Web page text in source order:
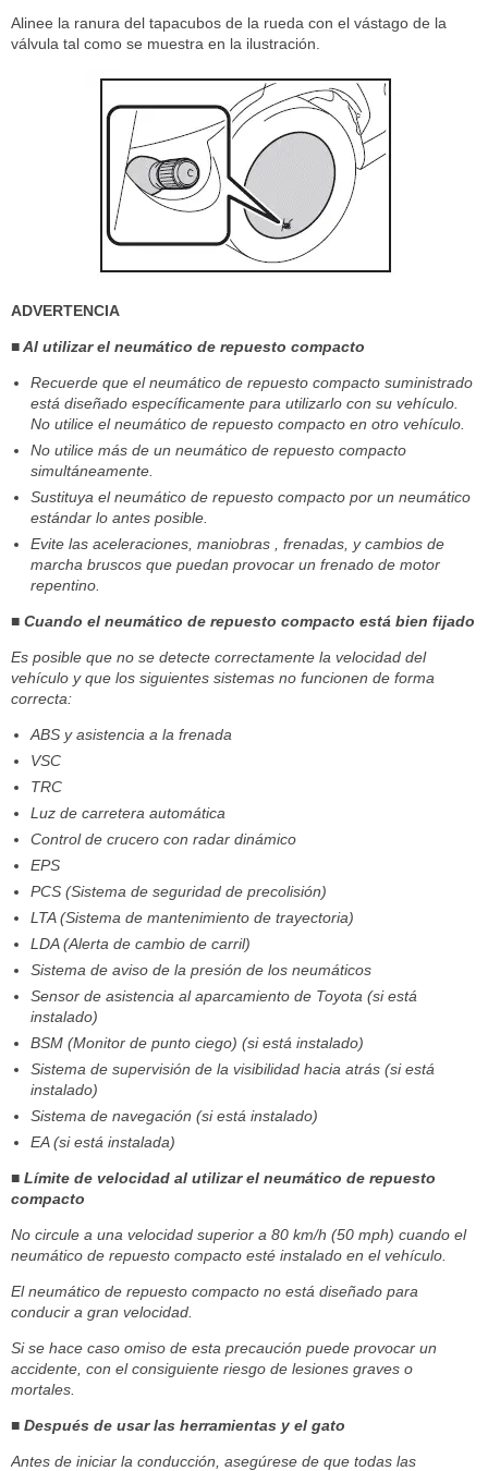
Alinee la ranura del tapacubos de la rueda con el vástago de la
válvula tal como se muestra en la ilustración.
ADVERTENCIA
■ Al utilizar el neumático de repuesto compacto
Recuerde que el neumático de repuesto compacto suministrado
está diseñado específicamente para utilizarlo con su vehículo.
No utilice el neumático de repuesto compacto en otro vehículo.
No utilice más de un neumático de repuesto compacto
simultáneamente.
Sustituya el neumático de repuesto compacto por un neumático
estándar lo antes posible.
Evite las aceleraciones, maniobras , frenadas, y cambios de
marcha bruscos que puedan provocar un frenado de motor
repentino.
■ Cuando el neumático de repuesto compacto está bien fijado
Es posible que no se detecte correctamente la velocidad del
vehículo y que los siguientes sistemas no funcionen de forma
correcta:
ABS y asistencia a la frenada
VSC
TRC
Luz de carretera automática
Control de crucero con radar dinámico
EPS
PCS (Sistema de seguridad de precolisión)
LTA (Sistema de mantenimiento de trayectoria)
LDA (Alerta de cambio de carril)
Sistema de aviso de la presión de los neumáticos
Sensor de asistencia al aparcamiento de Toyota (si está
instalado)
BSM (Monitor de punto ciego) (si está instalado)
Sistema de supervisión de la visibilidad hacia atrás (si está
instalado)
Sistema de navegación (si está instalado)
EA (si está instalada)
■ Límite de velocidad al utilizar el neumático de repuesto
compacto
No circule a una velocidad superior a 80 km/h (50 mph) cuando el
neumático de repuesto compacto esté instalado en el vehículo.
El neumático de repuesto compacto no está diseñado para
conducir a gran velocidad.
Si se hace caso omiso de esta precaución puede provocar un
accidente, con el consiguiente riesgo de lesiones graves o
mortales.
■ Después de usar las herramientas y el gato
Antes de iniciar la conducción, asegúrese de que todas las